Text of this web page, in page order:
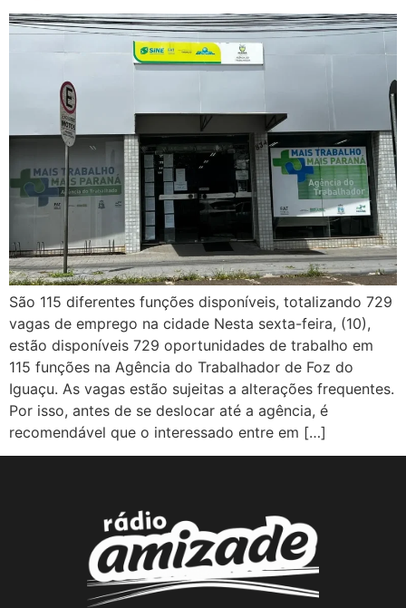
São 115 diferentes funções disponíveis, totalizando 729
vagas de emprego na cidade Nesta sexta-feira, (10),
estão disponíveis 729 oportunidades de trabalho em
115 funções na Agência do Trabalhador de Foz do
Iguaçu. As vagas estão sujeitas a alterações frequentes.
Por isso, antes de se deslocar até a agência, é
recomendável que o interessado entre em […]